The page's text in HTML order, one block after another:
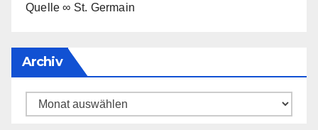
Quelle ∞ St. Germain
Archiv
Archiv